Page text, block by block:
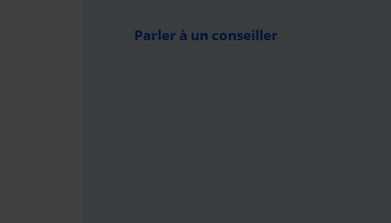
Parler à un conseiller